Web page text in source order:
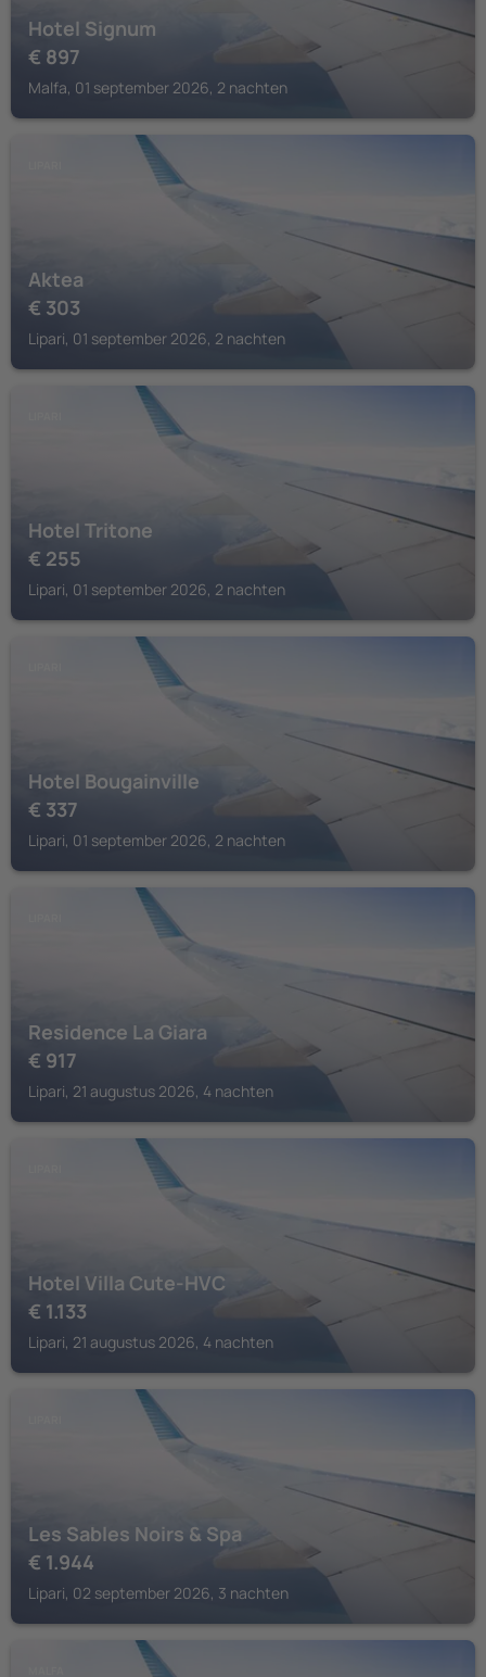
Hotel Signum
€ 897
Malfa, 01 september 2026, 2 nachten
Aktea
€ 303
Lipari, 01 september 2026, 2 nachten
Hotel Tritone
€ 255
Lipari, 01 september 2026, 2 nachten
Hotel Bougainville
€ 337
Lipari, 01 september 2026, 2 nachten
Residence La Giara
€ 917
Lipari, 21 augustus 2026, 4 nachten
Hotel Villa Cute-HVC
€ 1.133
Lipari, 21 augustus 2026, 4 nachten
Les Sables Noirs & Spa
€ 1.944
Lipari, 02 september 2026, 3 nachten